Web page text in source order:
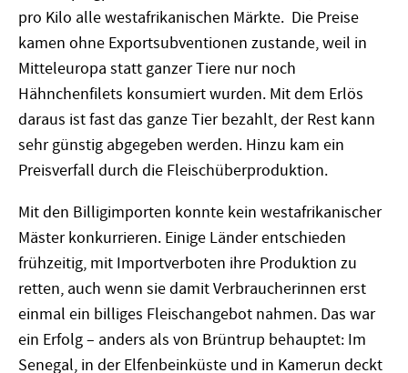
pro Kilo alle westafrikanischen Märkte. Die Preise
kamen ohne Exportsubventionen zustande, weil in
Mitteleuropa statt ganzer Tiere nur noch
Hähnchenfilets konsumiert wurden. Mit dem Erlös
daraus ist fast das ganze Tier bezahlt, der Rest kann
sehr günstig abgegeben werden. Hinzu kam ein
Preisverfall durch die Fleischüberproduktion.
Mit den Billigimporten konnte kein westafrikanischer
Mäster konkurrieren. Einige Länder entschieden
frühzeitig, mit Importverboten ihre Produktion zu
retten, auch wenn sie damit Verbraucherinnen erst
einmal ein billiges Fleischangebot nahmen. Das war
ein Erfolg – anders als von Brüntrup behauptet: Im
Senegal, in der Elfenbeinküste und in Kamerun deckt